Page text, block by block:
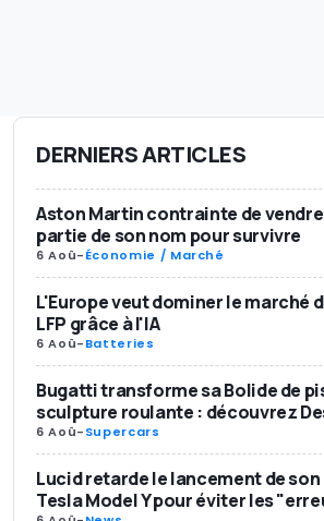
DERNIERS ARTICLES
Aston Martin contrainte de
partie de son nom pour survivre
6 Aoû-Économie / Marché
L'Europe veut dominer le marché
LFP grâce à l'IA
6 Aoû-Batteries
Bugatti transforme sa Bolide de
sculpture roulante : découvrez
6 Aoû-Supercars
Lucid retarde le lancement de
Tesla Model Y pour éviter les